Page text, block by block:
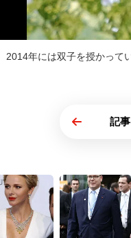
2014年には双子を授かって
記